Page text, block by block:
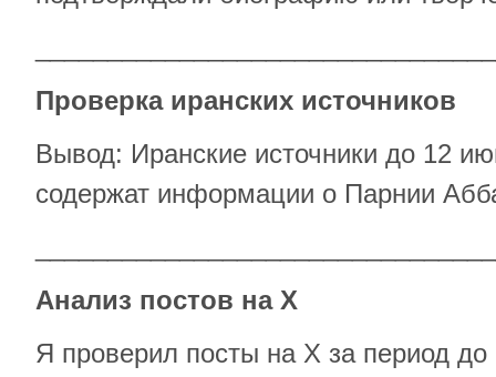
Проверка иранских источников
Вывод: Иранские источники до 12
содержат информации о Парнии
Анализ постов на X
Я проверил посты на X за период